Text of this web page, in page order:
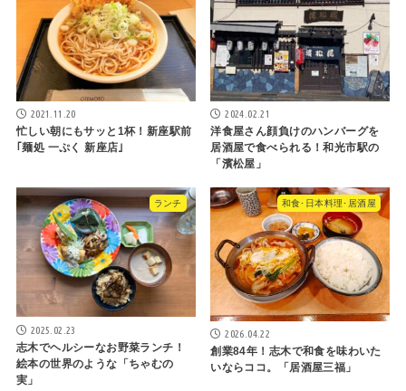
2021.11.20
忙しい朝にもサッと1杯！新座駅前
｢麺処 一ぷく 新座店｣
2024.02.21
洋食屋さん顔負けのハンバーグを
居酒屋で食べられる！和光市駅の
「濱松屋」
ランチ
2025.02.23
志木でヘルシーなお野菜ランチ！
絵本の世界のような「ちゃむの
実」
和食･日本料理･居酒屋
2026.04.22
創業84年！志木で和食を味わいた
いならココ。「居酒屋三福」